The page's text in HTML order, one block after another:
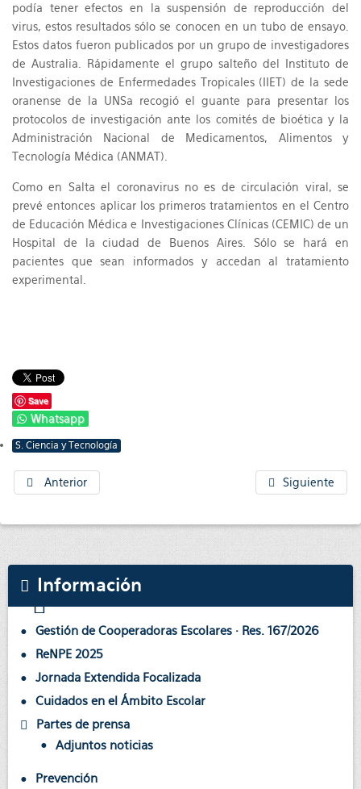
podía tener efectos en la suspensión de reproducción del
virus, estos resultados sólo se conocen en un tubo de ensayo.
Estos datos fueron publicados por un grupo de investigadores
de Australia. Rápidamente el grupo salteño del Instituto de
Investigaciones de Enfermedades Tropicales (IIET) de la sede
oranense de la UNSa recogió el guante para presentar los
protocolos de investigación ante los comités de bioética y la
Administración Nacional de Medicamentos, Alimentos y
Tecnología Médica (ANMAT).
Como en Salta el coronavirus no es de circulación viral, se
prevé entonces aplicar los primeros tratamientos en el Centro
de Educación Médica e Investigaciones Clínicas (CEMIC) de un
Hospital de la ciudad de Buenos Aires. Sólo se hará en
pacientes que sean informados y accedan al tratamiento
experimental.
Save
Whatsapp
S. Ciencia y Tecnología
Anterior Siguiente
Información
Gestión de Cooperadoras Escolares · Res. 167/2026
ReNPE 2025
Jornada Extendida Focalizada
Cuidados en el Ámbito Escolar
Partes de prensa
Adjuntos noticias
Prevención